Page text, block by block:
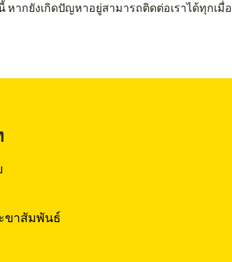
หากยังเกิดปัญหาอยู่สามารถติดต่อเราได้ทุกเมื่อ
ขาสัมพันธ์